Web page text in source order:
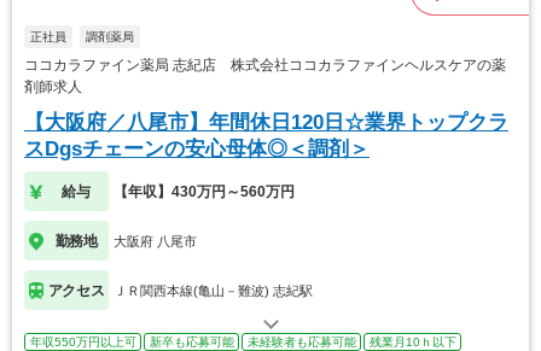
正社員 調剤薬局
ココカラファイン薬局 志紀店 株式会社ココカラファインヘルスケアの薬
剤師求人
【大阪府／八尾市】年間休日120日☆業界トップクラ
スDgsチェーンの安心母体◎＜調剤＞
給与 【年収】430万円～560万円
勤務地 大阪府 八尾市
アクセス ＪＲ関西本線(亀山－難波) 志紀駅
年収550万円以上可 新卒も応募可能 未経験者も応募可能
残業月10ｈ以下